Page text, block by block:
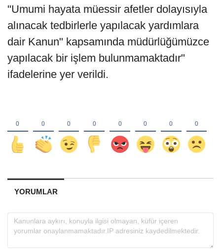
"Umumi hayata müessir afetler dolayısıyla
alınacak tedbirlerle yapılacak yardımlara
dair Kanun" kapsamında müdürlüğümüzce
yapılacak bir işlem bulunmamaktadır"
ifadelerine yer verildi.
YORUMLAR